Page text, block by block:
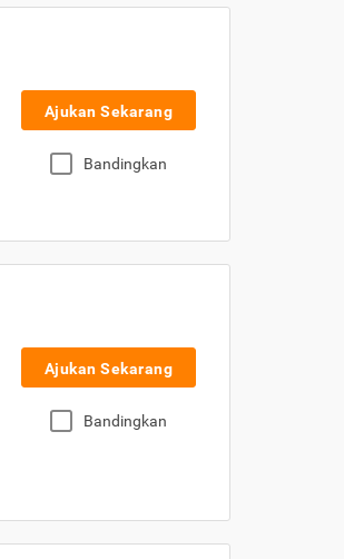
Ajukan Sekarang
Bandingkan
Ajukan Sekarang
Bandingkan